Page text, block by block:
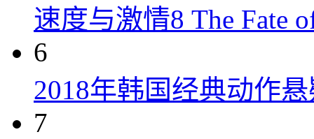
速度与激情8 The Fate
6
2018年韩国经典动作
7